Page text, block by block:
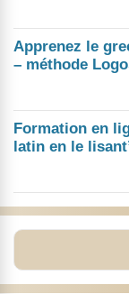
Apprenez le
– méthode
Formation en
latin en le